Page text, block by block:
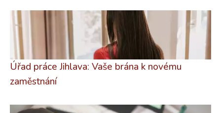
Úřad práce Jihlava: Vaše brána k novému
zaměstnání